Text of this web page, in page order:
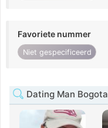
Favoriete nummer
Niet gespecificeerd
Dating Man Bogota